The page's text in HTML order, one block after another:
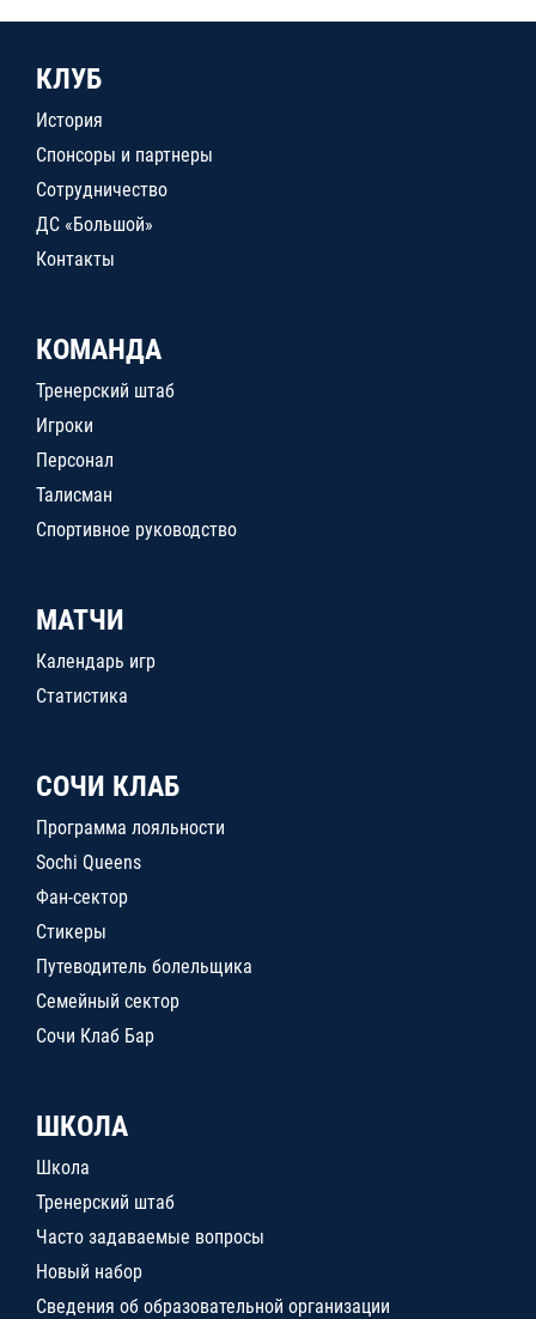
КЛУБ
История
Спонсоры и партнеры
Сотрудничество
ДС «Большой»
Контакты
КОМАНДА
Тренерский штаб
Игроки
Персонал
Талисман
Спортивное руководство
МАТЧИ
Календарь игр
Статистика
СОЧИ КЛАБ
Программа лояльности
Sochi Queens
Фан-сектор
Стикеры
Путеводитель болельщика
Семейный сектор
Сочи Клаб Бар
ШКОЛА
Школа
Тренерский штаб
Часто задаваемые вопросы
Новый набор
Сведения об образовательной организации